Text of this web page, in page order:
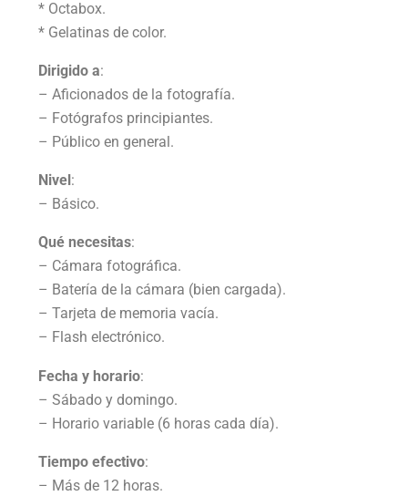
* Octabox.
* Gelatinas de color.
Dirigido a:
– Aficionados de la fotografía.
– Fotógrafos principiantes.
– Público en general.
Nivel :
– Básico.
Qué necesitas:
– Cámara fotográfica.
– Batería de la cámara (bien cargada).
– Tarjeta de memoria vacía.
– Flash electrónico.
Fecha y horario:
– Sábado y domingo.
– Horario variable (6 horas cada día).
Tiempo efectivo:
– Más de 12 horas.